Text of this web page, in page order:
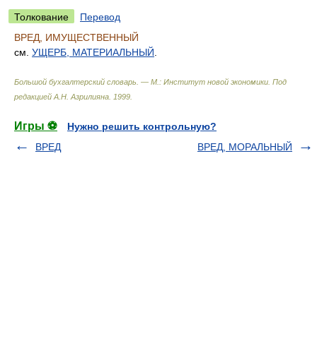
Толкование
Перевод
ВРЕД, ИМУЩЕСТВЕННЫЙ
см. УЩЕРБ, МАТЕРИАЛЬНЫЙ
Большой бухгалтерский словарь. — М.: Институт новой экономики Под
редакцией А.Н. Азрилияна 1999
Игры ⚽
Нужно решить контрольную?
ВРЕД
ВРЕД, МОРАЛЬНЫЙ